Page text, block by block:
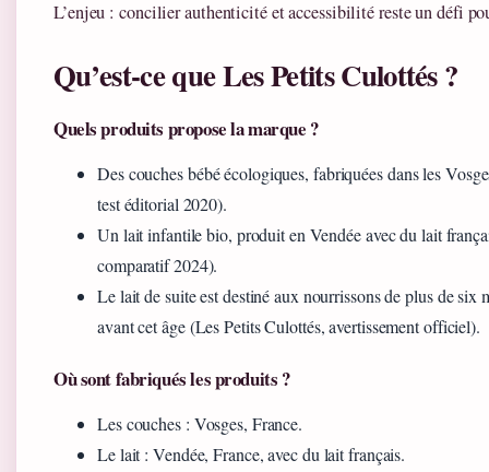
L’enjeu : concilier authenticité et accessibilité reste un défi
Qu’est-ce que Les Petits Culottés ?
Quels produits propose la marque ?
Des couches bébé écologiques, fabriquées dans les
test éditorial 2020).
Un lait infantile bio, produit en Vendée avec du lait
comparatif 2024).
Le lait de suite est destiné aux nourrissons de plus de six
avant cet âge (Les Petits Culottés, avertissement officiel).
Où sont fabriqués les produits ?
Les couches : Vosges, France.
Le lait : Vendée, France, avec du lait français.